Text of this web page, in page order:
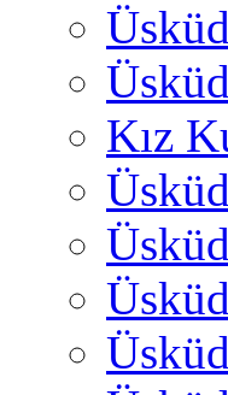
Kız